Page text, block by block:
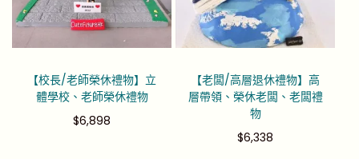
【校長/老師榮休禮物】立
體學校、老師榮休禮物
$6,898
【老闆/高層退休禮物】高
層帶領、榮休老闆、老闆禮
物
$6,338